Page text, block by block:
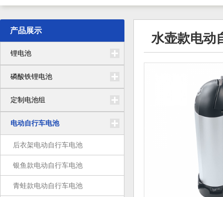
产品展示
锂电池
磷酸铁锂电池
定制电池组
电动自行车电池
后衣架电动自行车电池
银鱼款电动自行车电池
青蛙款电动自行车电池
水壶款电动